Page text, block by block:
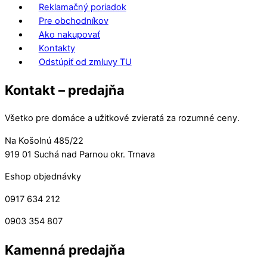
Reklamačný poriadok
Pre obchodníkov
Ako nakupovať
Kontakty
Odstúpiť od zmluvy TU
Kontakt – predajňa
Všetko pre domáce a užitkové zvieratá za rozumné ceny.
Na Košolnú 485/22
919 01 Suchá nad Parnou okr. Trnava
Eshop objednávky
0917 634 212
0903 354 807
Kamenná predajňa